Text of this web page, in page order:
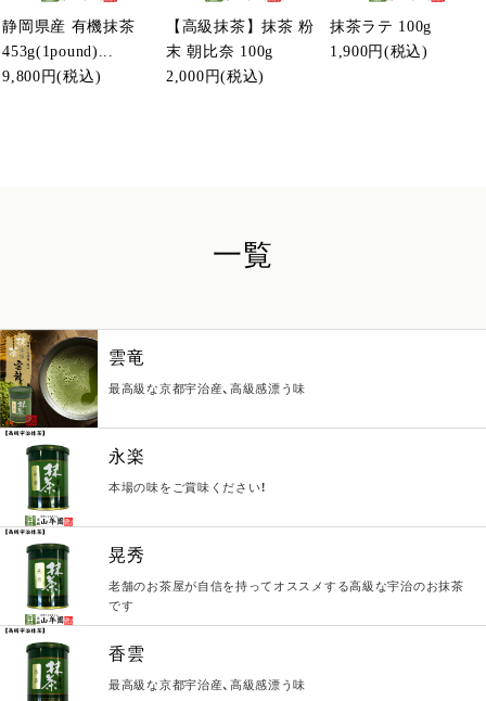
静岡県産 有機抹茶
453g(1pound)...
9,800円(税込)
【高級抹茶】抹茶 粉
末 朝比奈 100g
2,000円(税込)
抹茶ラテ 100g
1,900円(税込)
一覧
雲竜
最高級な京都宇治産、高級感漂う味
永楽
本場の味をご賞味ください！
晃秀
老舗のお茶屋が自信を持ってオススメする高級な宇治のお抹茶
です
香雲
最高級な京都宇治産、高級感漂う味